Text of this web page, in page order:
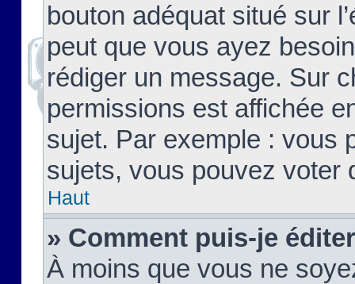
bouton adéquat situé sur
peut que vous ayez
rédiger un message. Sur
permissions est affichée
sujet. Par exemple : vous
sujets, vous pouvez voter
Haut
» Comment puis-je
À moins que vous ne